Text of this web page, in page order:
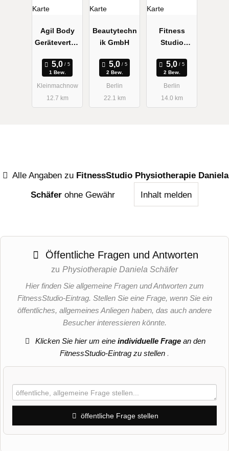
Agil Body
Gerätevertrie
1 Bew.
Kleinmachnow
12.7 km
Beautytechn
ik GmbH
2 Bew.
Berlin
22.1 km
Fitness
Studio
2 Bew.
Berlin
14.0 km
Alle Angaben zu FitnessStudio Physiotherapie Daniela
Schäfer ohne Gewähr Inhalt melden
Öffentliche Fragen und Antworten
zu Physiotherapie Daniela Schäfer
Hier finden Sie allgemeine Fragen und Antworten zum
FitnessStudio-Eintrag. Stellen Sie eine Frage, wenn Sie ein
öffentliches, allgemeines Anliegen haben, das auch andere
Besucher interessieren könnte.
Klicken Sie hier um eineindividuelle Frage an den
FitnessStudio-Eintrag zu stellen .
öffentliche Frage stellen